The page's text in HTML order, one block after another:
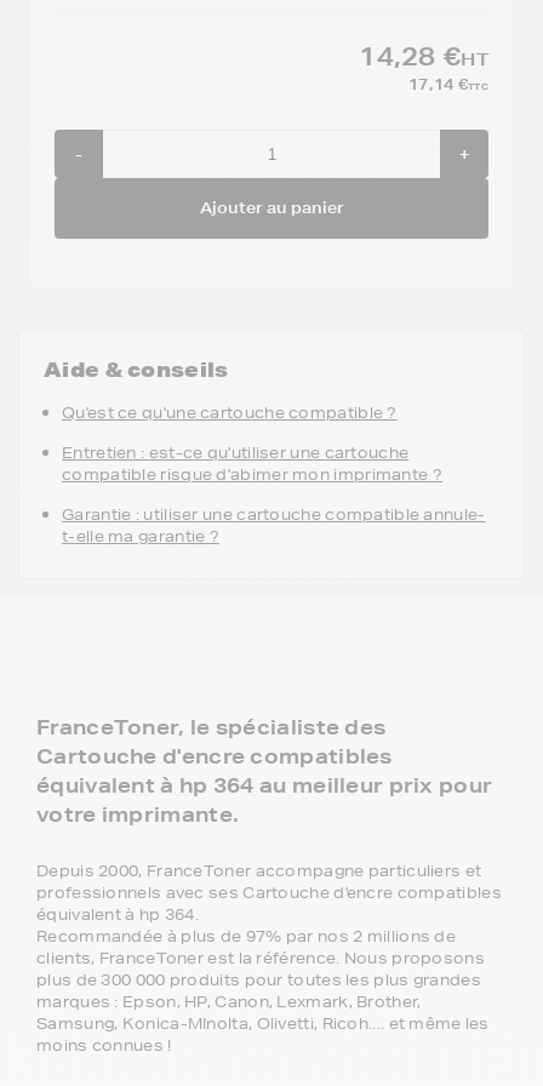
14,28 €HT
17,14 €TTC
- +
Ajouter au panier
Aide & conseils
Qu'est ce qu'une cartouche compatible ?
Entretien : est-ce qu'utiliser une cartouche
compatible risque d'abimer mon imprimante ?
Garantie : utiliser une cartouche compatible annule-
t-elle ma garantie ?
FranceToner, le spécialiste des
Cartouche d'encre compatibles
équivalent à hp 364 au meilleur prix pour
votre imprimante.
Depuis 2000, FranceToner accompagne particuliers et
professionnels avec ses Cartouche d'encre compatibles
équivalent à hp 364.
Recommandée à plus de 97% par nos 2 millions de
clients, FranceToner est la référence. Nous proposons
plus de 300 000 produits pour toutes les plus grandes
marques : Epson, HP, Canon, Lexmark, Brother,
Samsung, Konica-MInolta, Olivetti, Ricoh.... et même les
moins connues !